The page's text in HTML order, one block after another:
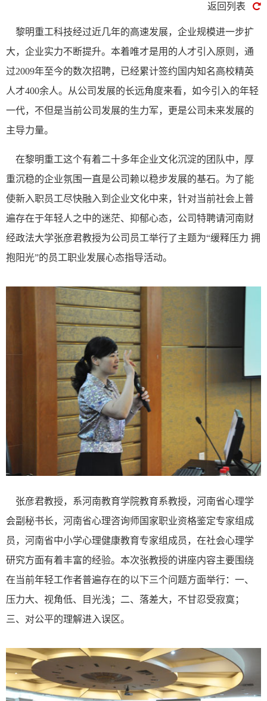
返回列表
黎明重工科技经过近几年的高速发展，企业规模进一步扩
大，企业实力不断提升。本着唯才是用的人才引入原则，通
过2009年至今的数次招聘，已经累计签约国内知名高校精英
人才400余人。从公司发展的长远角度来看，如今引入的年轻
一代，不但是当前公司发展的生力军，更是公司未来发展的
主导力量。
在黎明重工这个有着二十多年企业文化沉淀的团队中，厚
重沉稳的企业氛围一直是公司赖以稳步发展的基石。为了能
使新入职员工尽快融入到企业文化中来，针对当前社会上普
遍存在于年轻人之中的迷茫、抑郁心态，公司特聘请河南财
经政法大学张彦君教授为公司员工举行了主题为“缓释压力 拥
抱阳光”的员工职业发展心态指导活动。
张彦君教授，系河南教育学院教育系教授，河南省心理学
会副秘书长，河南省心理咨询师国家职业资格鉴定专家组成
员，河南省中小学心理健康教育专家组成员，在社会心理学
研究方面有着丰富的经验。本次张教授的讲座内容主要围绕
在当前年轻工作者普遍存在的以下三个问题方面举行：一、
压力大、视角低、目光浅；二、落差大，不甘忍受寂寞；
三、对公平的理解进入误区。